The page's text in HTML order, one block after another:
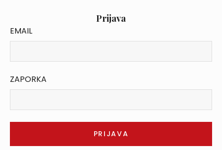
Prijava
EMAIL
ZAPORKA